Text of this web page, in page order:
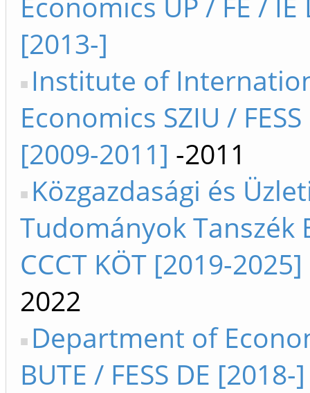
[2013-]
Institute of
Economics SZIU / FESS
[2009-2011] -2011
Közgazdasági és
Tudományok Tanszék
CCCT KÖT [2019-2025]
2022
Department of
BUTE / FESS DE [2018-]